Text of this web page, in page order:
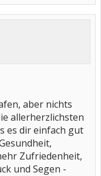
aber nichts
allerherzlichsten
es dir einfach gut
Zufriedenheit,
und Segen -